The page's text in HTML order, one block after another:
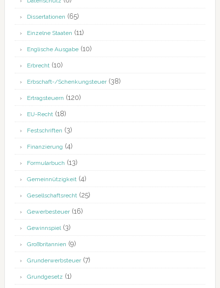
Dissertationen (65)
Einzelne Staaten (11)
Englische Ausgabe(10)
Erbrecht(10)
Erbschaft-/Schenkungsteuer(38)
Ertragsteuern (120)
EU-Recht(18)
Festschriften (3)
Finanzierung (4)
Formularbuch (13)
Gemeinnützigkeit(4)
Gesellschaftsrecht(25)
Gewerbesteuer(16)
Gewinnspiel(3)
Großbritannien (9)
Grunderwerbsteuer(7)
Grundgesetz (1)